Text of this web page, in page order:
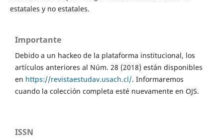
estatales y no estatales.
Importante
Debido a un hackeo de la plataforma institucional, los
artículos anteriores al Núm. 28 (2018) están disponibles
en https://revistaestudav.usach.cl/. Informaremos
cuando la colección completa esté nuevamente en OJS.
ISSN